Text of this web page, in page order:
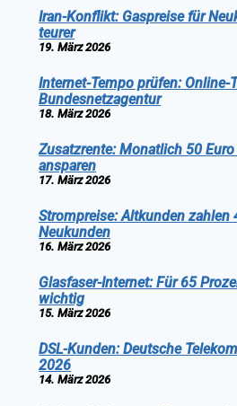
Iran-Konflikt: Gaspreise für
teurer
19. März 2026
Internet-Tempo prüfen: Online-
Bundesnetzagentur
18. März 2026
Zusatzrente: Monatlich 50
ansparen
17. März 2026
Strompreise: Altkunden zahlen
Neukunden
16. März 2026
Glasfaser-Internet: Für 65
wichtig
15. März 2026
DSL-Kunden: Deutsche
2026
14. März 2026